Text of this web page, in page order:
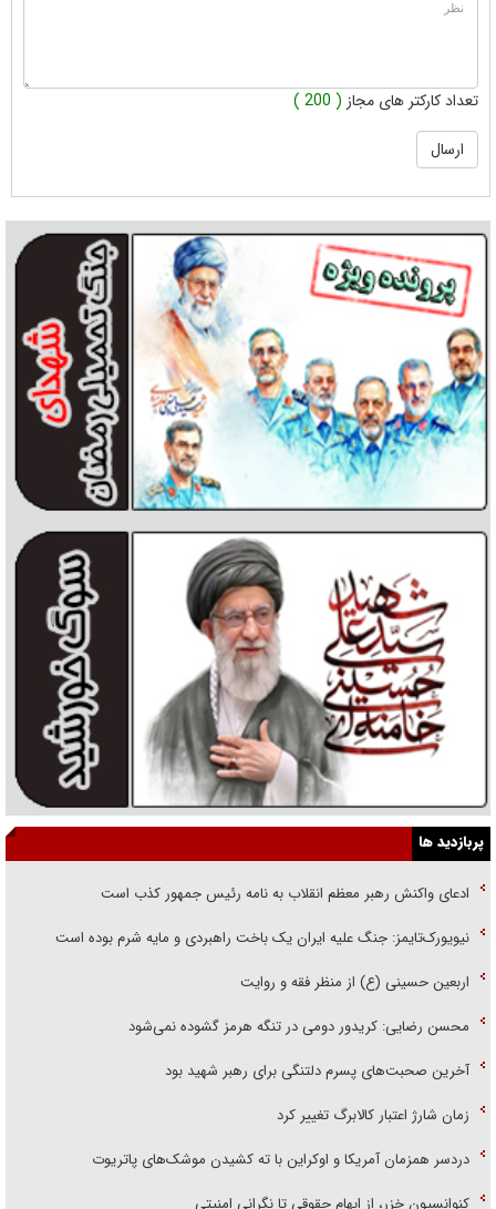
تعداد کارکتر های مجاز ( 200 )
پربازدید ها
ادعای واکنش رهبر معظم انقلاب به نامه رئیس جمهور کذب است
نیویورک‌تایمز: جنگ علیه ایران یک باخت راهبردی و مایه شرم بوده است
اربعین حسینی (ع) از منظر فقه و روایت
محسن رضایی: کریدور دومی در تنگه هرمز گشوده نمی‌شود
آخرین صحبت‌های پسرم دلتنگی برای رهبر شهید بود
زمان شارژ اعتبار کالابرگ تغییر کرد
دردسر همزمان آمریکا و اوکراین با ته کشیدن موشک‌های پاتریوت
کنوانسیون خزر، از ابهام حقوقی تا نگرانی امنیتی